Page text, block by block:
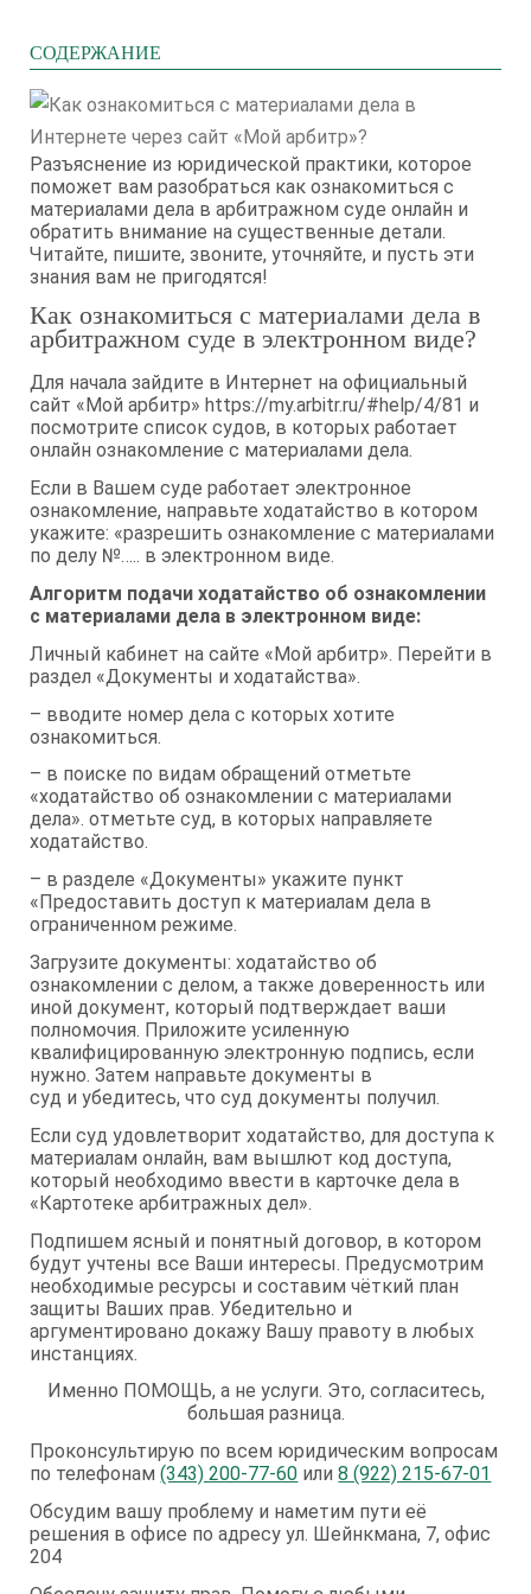
СОДЕРЖАНИЕ
Разъяснение из юридической практики, которое
поможет вам разобраться как ознакомиться с
материалами дела в арбитражном суде онлайн и
обратить внимание на существенные детали.
Читайте, пишите, звоните, уточняйте, и пусть эти
знания вам не пригодятся!
Как ознакомиться с материалами дела в
арбитражном суде в электронном виде?
Для начала зайдите в Интернет на официальный
сайт «Мой арбитр» https://my.arbitr.ru/#help/4/81 и
посмотрите список судов, в которых работает
онлайн ознакомление с материалами дела.
Если в Вашем суде работает электронное
ознакомление, направьте ходатайство в котором
укажите: «разрешить ознакомление с материалами
по делу №….. в электронном виде.
Алгоритм подачи ходатайство об ознакомлении
с материалами дела в электронном виде:
Личный кабинет на сайте «Мой арбитр». Перейти в
раздел «Документы и ходатайства».
– вводите номер дела с которых хотите
ознакомиться.
– в поиске по видам обращений отметьте
«ходатайство об ознакомлении с материалами
дела». отметьте суд, в которых направляете
ходатайство.
– в разделе «Документы» укажите пункт
«Предоставить доступ к материалам дела в
ограниченном режиме.
Загрузите документы: ходатайство об
ознакомлении с делом, а также доверенность или
иной документ, который подтверждает ваши
полномочия. Приложите усиленную
квалифицированную электронную подпись, если
нужно. Затем направьте документы в
суд и убедитесь, что суд документы получил.
Если суд удовлетворит ходатайство, для доступа к
материалам онлайн, вам вышлют код доступа,
который необходимо ввести в карточке дела в
«Картотеке арбитражных дел».
Подпишем ясный и понятный договор, в котором
будут учтены все Ваши интересы. Предусмотрим
необходимые ресурсы и составим чёткий план
защиты Ваших прав. Убедительно и
аргументировано докажу Вашу правоту в любых
инстанциях.
Именно ПОМОЩЬ, а не услуги. Это, согласитесь,
большая разница.
Проконсультирую по всем юридическим вопросам
по телефонам(343) 200-77-60 или8 (922) 215-67-01
Обсудим вашу проблему и наметим пути её
решения в офисе по адресу ул. Шейнкмана, 7, офис
204